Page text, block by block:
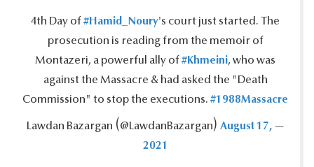
4th Day of#Hamid_Noury's court just started.‎ The
prosecution is reading from the memoir of
Montazeri, a powerful ally of#Khmeini, who was
against the Massacre & had asked the "Death
Commission" to stop the executions.‎#1988Massacre
— Lawdan Bazargan ‪(@LawdanBazargan)‬
August 17,
2021